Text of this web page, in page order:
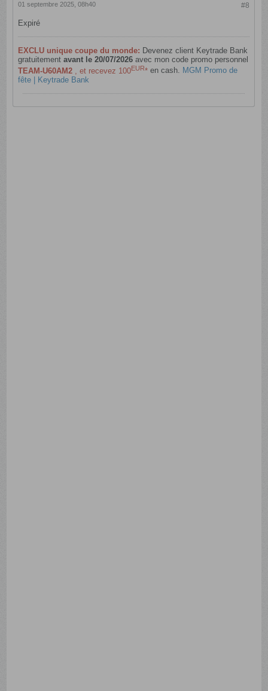
#8
01 septembre 2025, 08h40
Expiré
EXCLU unique coupe du monde: Devenez client Keytrade Bank
gratuitementavant le 20/07/2026avec mon code promo personnel
TEAM-U60AM2 , et recevez 100EUR* en cash. MGM Promo de
fête | Keytrade Bank